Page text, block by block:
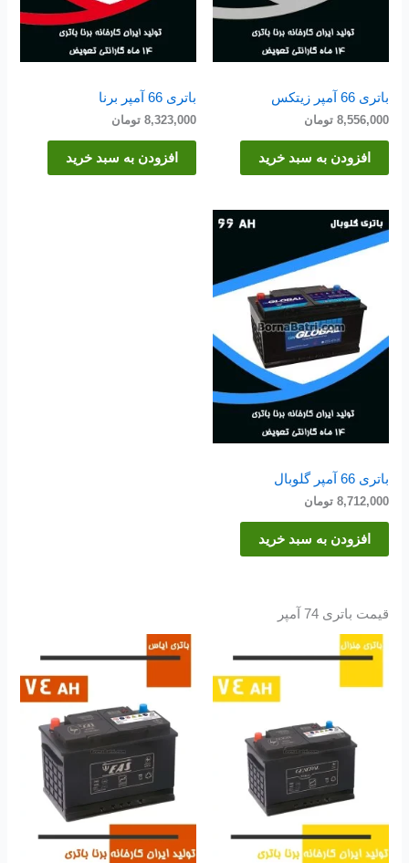
باتری 66 آمپر زیتکس
8,556,000 تومان
افزودن به سبد خرید
باتری 66 آمپر برنا
8,323,000 تومان
افزودن به سبد خرید
باتری 66 آمپر گلوبال
8,712,000 تومان
افزودن به سبد خرید
قیمت باتری 74 آمپر